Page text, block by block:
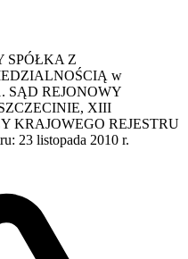
SPÓŁKA Z
w
SĄD REJONOWY
XIII
KRAJOWEGO REJESTRU
23 listopada 2010 r.